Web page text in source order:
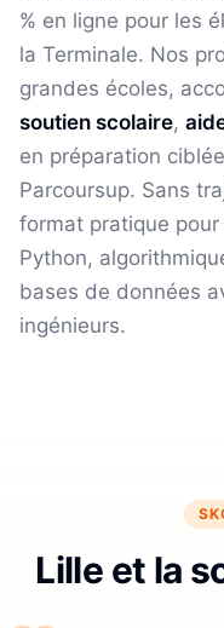
% en ligne pour les
la Terminale. Nos
grandes écoles,
soutien scolaire,
en préparation
Parcoursup. Sans
format pratique
Python,
bases de données
ingénieurs.
Lille et la